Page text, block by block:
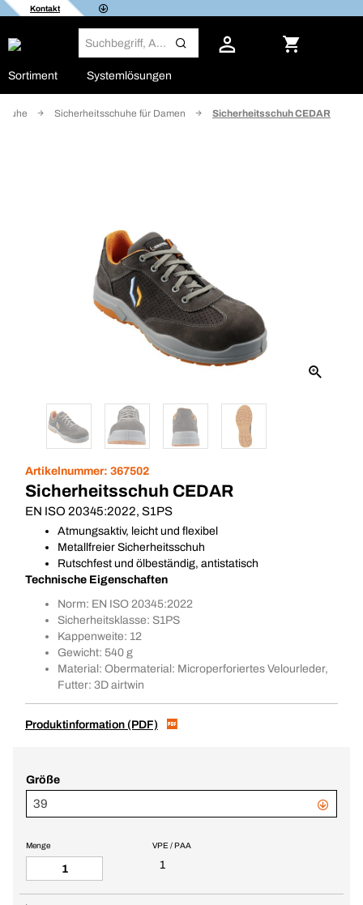
Kontakt
Sortiment Systemlösungen
Sicherheitsschuhe für Damen Sicherheitsschuh CEDAR
Artikelnummer: 367502
Sicherheitsschuh CEDAR
EN ISO 20345:2022, S1PS
Atmungsaktiv, leicht und flexibel
Metallfreier Sicherheitsschuh
Rutschfest und ölbeständig, antistatisch
Technische Eigenschaften
Norm: EN ISO 20345:2022
Sicherheitsklasse: S1PS
Kappenweite: 12
Gewicht: 540 g
Material: Obermaterial: Microperforiertes Velourleder,
Futter: 3D airtwin
Produktinformation (PDF)
Größe
39
VPE / PAA
1
Menge